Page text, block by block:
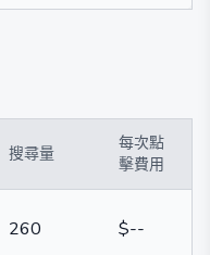
搜尋量
每次點
擊費用
260 $--